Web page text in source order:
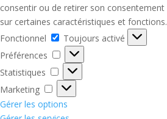
consentir ou de retirer son
sur certaines caractéristiques et fonctions.
Fonctionnel
Fonctionnel
Toujours activé
Préférences
Préférences
Statistiques
Statistiques
Marketing
Marketing
Gérer les options